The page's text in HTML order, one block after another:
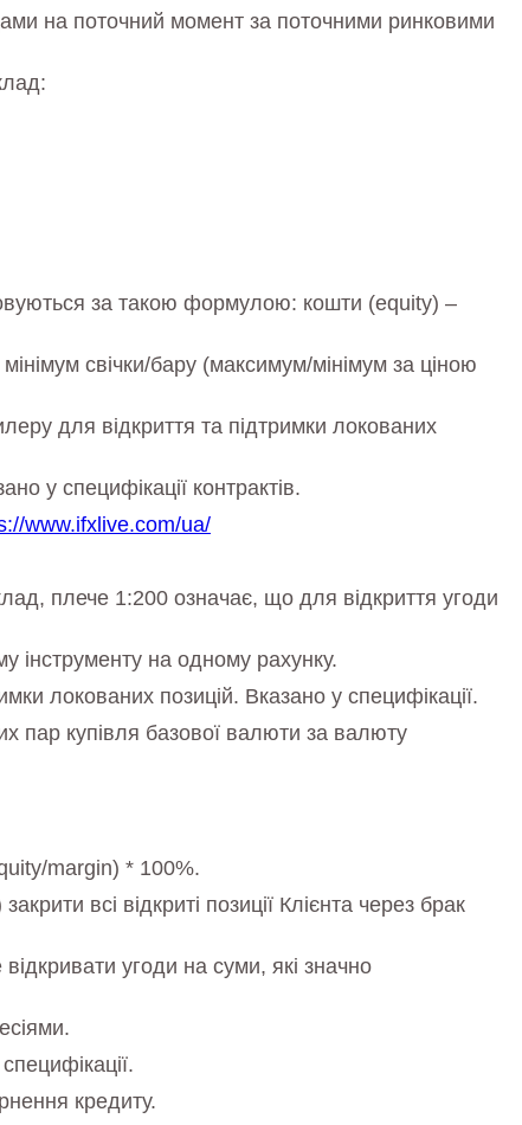
на поточний момент за поточними ринковими
за такою формулою: кошти (equity) –
свічки/бару (максимум/мінімум за ціною
для відкриття та підтримки локованих
у специфікації контрактів.
www.ifxlive.com/ua/
плече 1:200 означає, що для відкриття угоди
інструменту на одному рахунку.
локованих позицій. Вказано у специфікації.
пар купівля базової валюти за валюту
margin) * 100%.
всі відкриті позиції Клієнта через брак
угоди на суми, які значно
кредиту.